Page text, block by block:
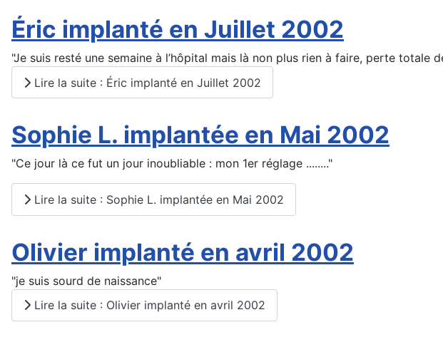
Éric implanté en Juillet 2002
"Je suis resté une semaine à l’hôpital mais là non plus rien à faire, perte totale
Lire la suite : Éric implanté en Juillet 2002
Sophie L. implantée en Mai 2002
"Ce jour là ce fut un jour inoubliable : mon 1er réglage ........"
Lire la suite : Sophie L. implantée en Mai 2002
Olivier implanté en avril 2002
"je suis sourd de naissance"
Lire la suite : Olivier implanté en avril 2002